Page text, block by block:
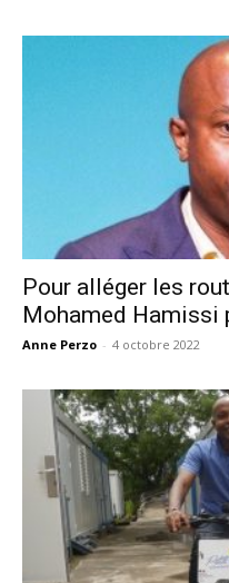
Pour alléger les
Mohamed Hamissi
Anne Perzo - 4 octobre 2022